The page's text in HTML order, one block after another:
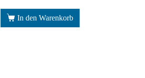
In den Warenkorb